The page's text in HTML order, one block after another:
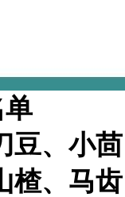
豆、小茴
楂、马齿